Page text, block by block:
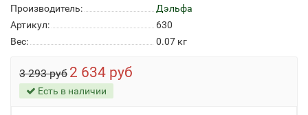
Производитель:
Дэльфа
Артикул:
630
Вес:
0.07 кг
3 293 руб 2 634 руб
Есть в наличии